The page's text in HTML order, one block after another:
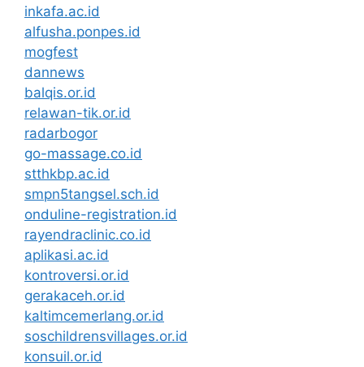
inkafa.ac.id
alfusha.ponpes.id
mogfest
dannews
balqis.or.id
relawan-tik.or.id
radarbogor
go-massage.co.id
stthkbp.ac.id
smpn5tangsel.sch.id
onduline-registration.id
rayendraclinic.co.id
aplikasi.ac.id
kontroversi.or.id
gerakaceh.or.id
kaltimcemerlang.or.id
soschildrensvillages.or.id
konsuil.or.id